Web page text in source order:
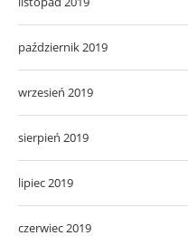
październik 2019
wrzesień 2019
sierpień 2019
lipiec 2019
czerwiec 2019